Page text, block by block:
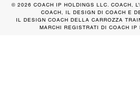
© 2026 COACH IP HOLDINGS LLC. COACH,
COACH, IL DESIGN DI COACH E
IL DESIGN COACH DELLA CARROZZA
MARCHI REGISTRATI DI COACH IP